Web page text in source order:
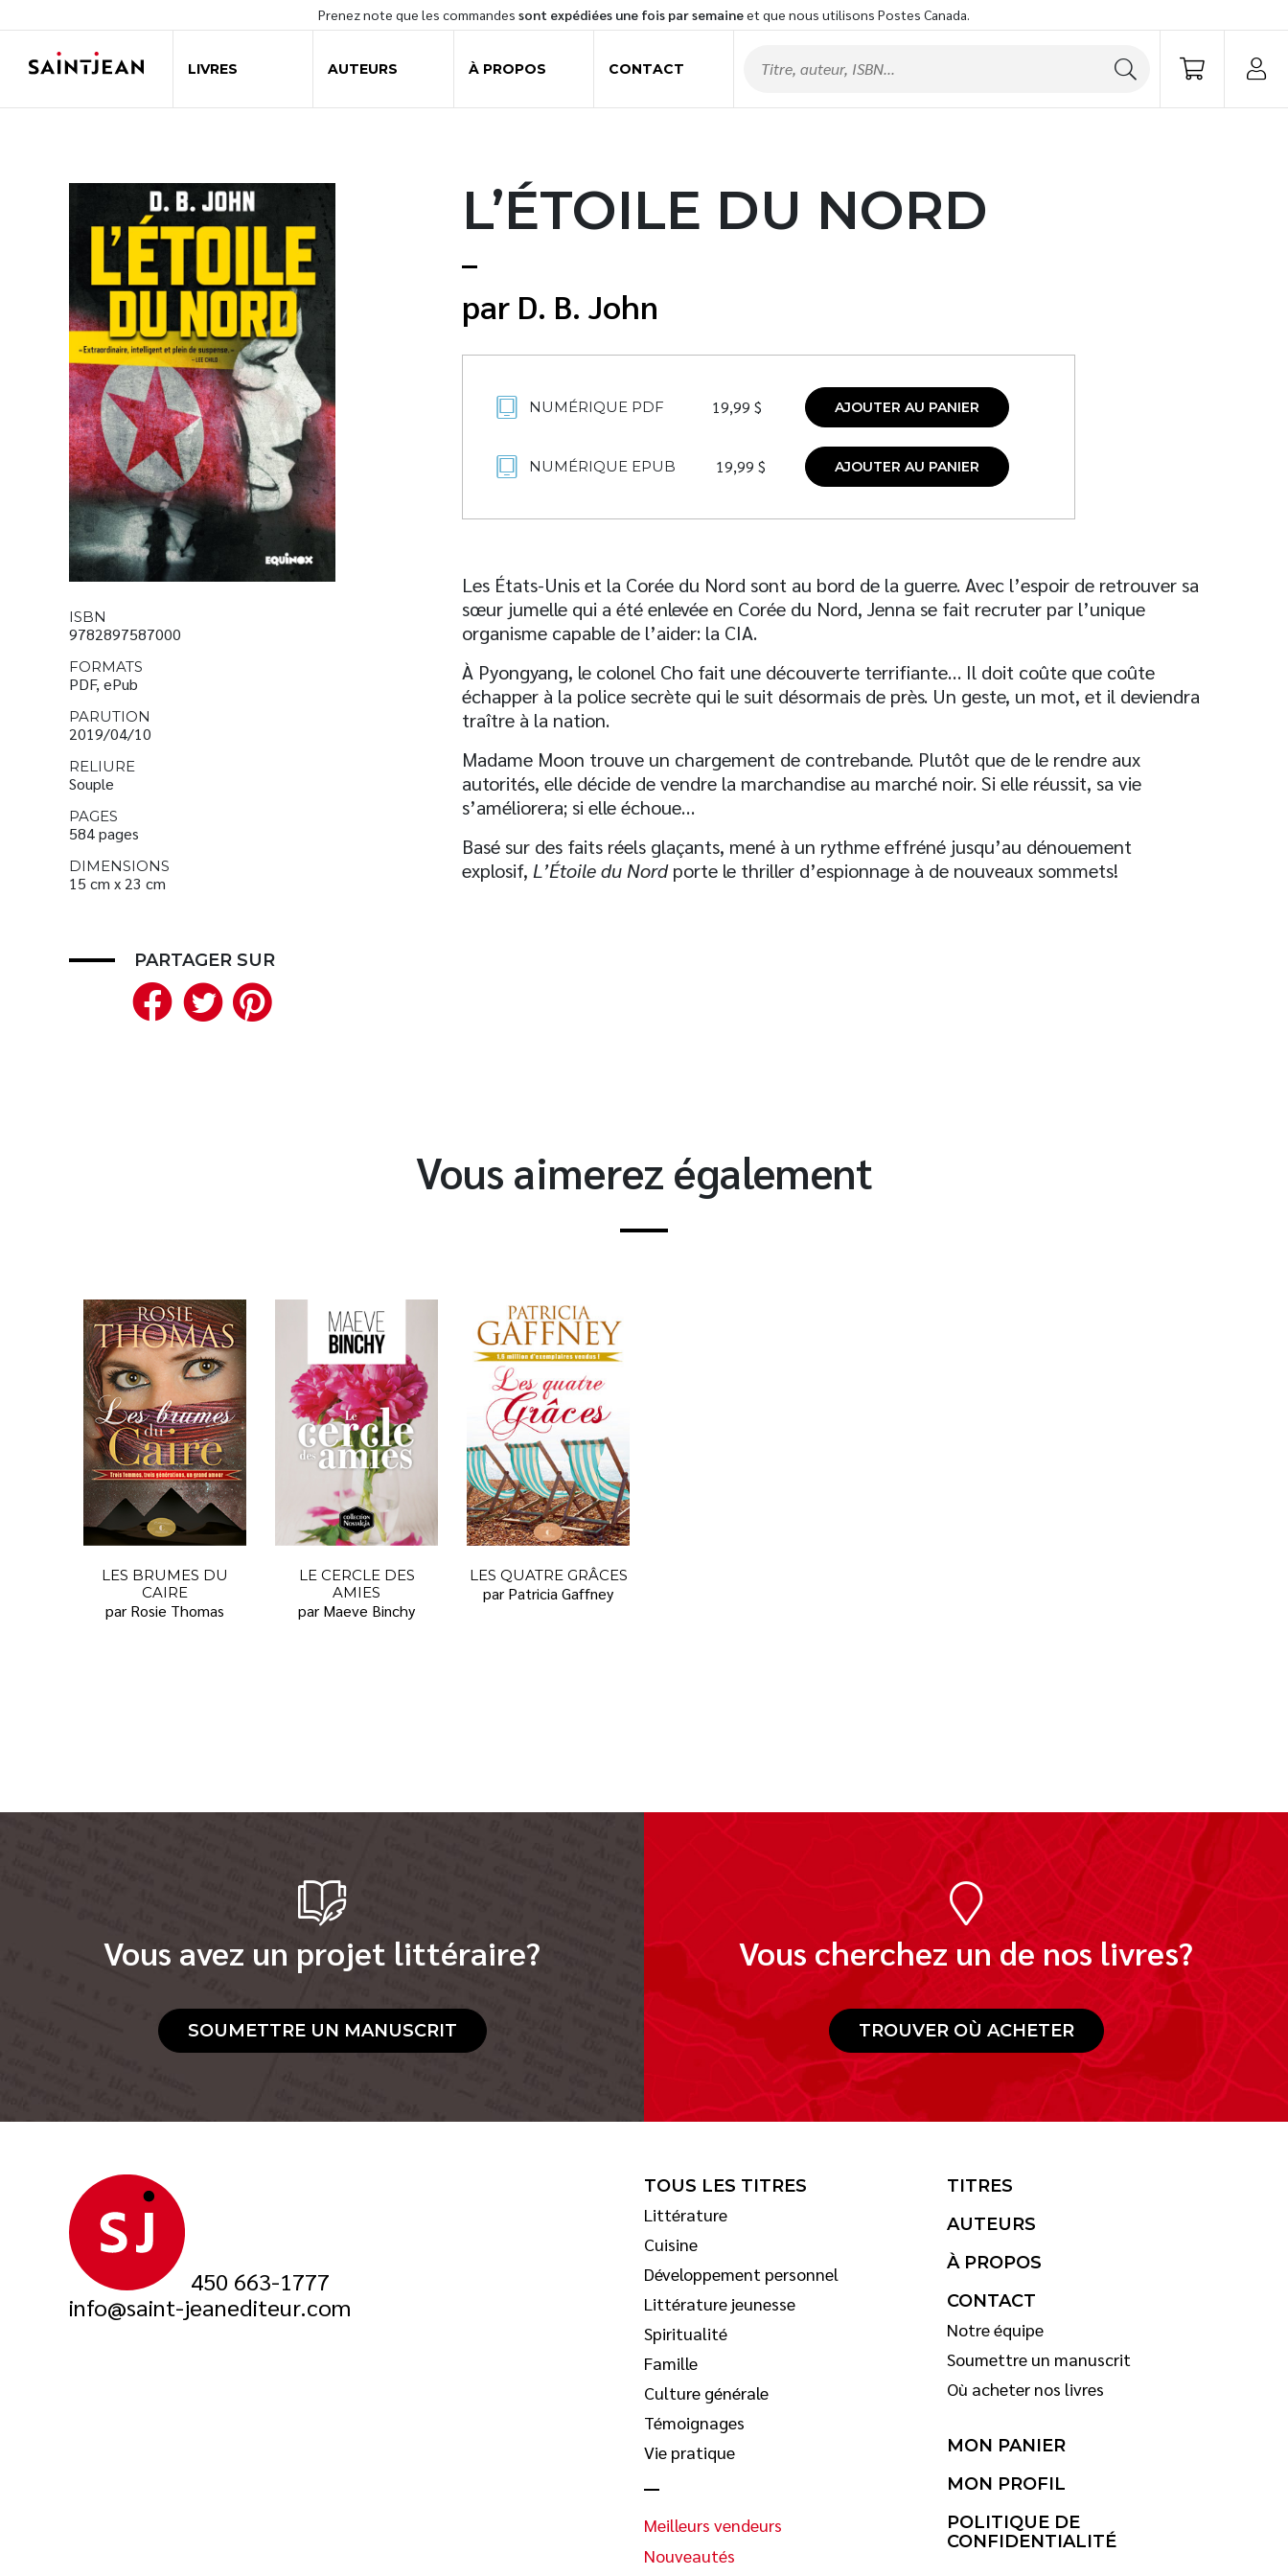
Prenez note que les commandes sont expédiées une fois par semaineet que nous utilisons Postes Canada.
LIVRES AUTEURS À PROPOS CONTACT
L’ÉTOILE DU NORD
D. B. John
NUMÉRIQUE PDF 19,99 $ AJOUTER AU PANIER
NUMÉRIQUE EPUB 19,99 $ AJOUTER AU PANIER
Les États-Unis et la Corée du Nord sont au bord de la guerre. Avec l’espoir de retrouver sa
sœur jumelle qui a été enlevée en Corée du Nord, Jenna se fait recruter par l’unique
organisme capable de l’aider: la CIA.
À Pyongyang, le colonel Cho fait une découverte terrifiante… Il doit coûte que coûte
échapper à la police secrète qui le suit désormais de près. Un geste, un mot, et il deviendra
traître à la nation.
Madame Moon trouve un chargement de contrebande. Plutôt que de le rendre aux
autorités, elle décide de vendre la marchandise au marché noir. Si elle réussit, sa vie
s’améliorera; si elle échoue…
Basé sur des faits réels glaçants, mené à un rythme effréné jusqu’au dénouement
explosif, L’Étoile du Nordporte le thriller d’espionnage à de nouveaux sommets!
ISBN
9782897587000
FORMATS
PDF, ePub
PARUTION
2019/04/10
RELIURE
Souple
PAGES
584 pages
DIMENSIONS
15 cm x 23 cm
PARTAGER SUR
Facebook
Twitter
Vous aimerez également
LES BRUMES DU
CAIRE
par Rosie Thomas
LE CERCLE DES
AMIES
par Maeve Binchy
LES QUATRE GRÂCES
par Patricia Gaffney
Vous avez un projet littéraire?
SOUMETTRE UN MANUSCRIT
Vous cherchez un de nos livres?
TROUVER OÙ ACHETER
450 663-1777
info@saint-jeanediteur.com
TOUS LES TITRES
Littérature
Cuisine
Développement personnel
Littérature jeunesse
Spiritualité
Famille
Culture générale
Témoignages
Vie pratique
Meilleurs vendeurs
Nouveautés
TITRES
AUTEURS
À PROPOS
CONTACT
Notre équipe
Soumettre un manuscrit
Où acheter nos livres
MON PANIER
MON PROFIL
POLITIQUE DE
CONFIDENTIALITÉ